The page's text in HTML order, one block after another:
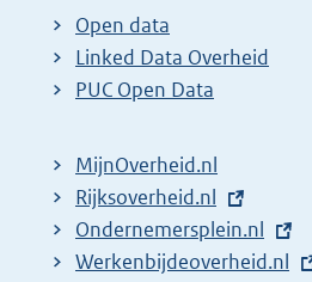
t
e
r
l
i
n
k
Open data
Linked Data Overheid
PUC Open Data
MijnOverheid.nl
E
x
t
Rijksoverheid.nl
E
x
Ondernemersplein.nl
E
Werkenbijdeoverheid.nl